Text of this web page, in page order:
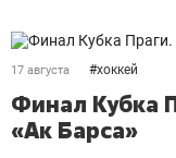
17 августа #хоккей
Финал Кубка
«Ак Барса»